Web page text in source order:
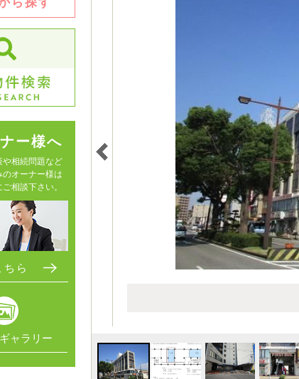
ー様へ
や相続問題など
のオーナー様は
相談下さい。
ら
ャラリー